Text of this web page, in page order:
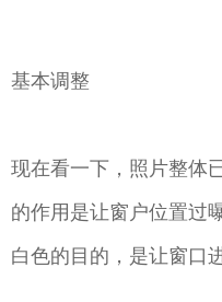
基本调整
现在看一下，照片整体
的作用是让窗户位置过
白色的目的，是让窗口